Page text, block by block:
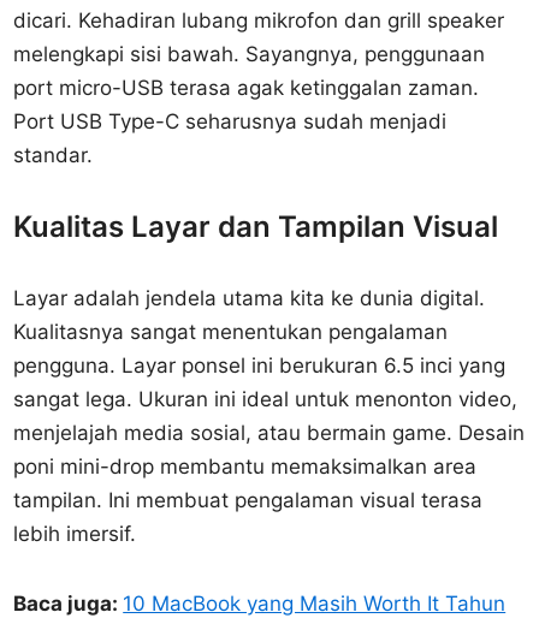
dicari. Kehadiran lubang mikrofon dan grill speaker
melengkapi sisi bawah. Sayangnya, penggunaan
port micro-USB terasa agak ketinggalan zaman.
Port USB Type-C seharusnya sudah menjadi
standar.
Kualitas Layar dan Tampilan Visual
Layar adalah jendela utama kita ke dunia digital.
Kualitasnya sangat menentukan pengalaman
pengguna. Layar ponsel ini berukuran 6.5 inci yang
sangat lega. Ukuran ini ideal untuk menonton video,
menjelajah media sosial, atau bermain game. Desain
poni mini-drop membantu memaksimalkan area
tampilan. Ini membuat pengalaman visual terasa
lebih imersif.
Baca juga: 10 MacBook yang Masih Worth It Tahun